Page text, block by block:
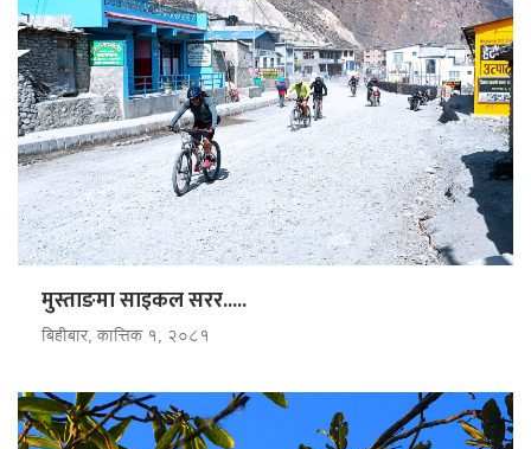
मुस्ताङमा साइकल सरर.....
बिहीबार, कात्तिक १, २०८१